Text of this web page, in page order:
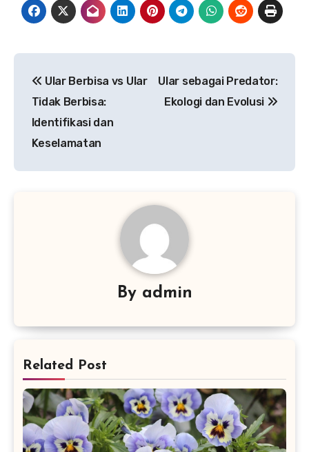
pos
Ular Berbisa vs Ular
Tidak Berbisa:
Identifikasi dan
Keselamatan
Ular sebagai Predator:
Ekologi dan Evolusi
By admin
Related Post